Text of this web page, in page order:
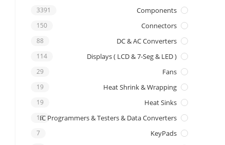
Components
3391
Connectors
150
DC & AC Converters
88
Displays ( LCD & 7-Seg & LED )
114
Fans
29
Heat Shrink & Wrapping
19
Heat Sinks
19
IC Programmers & Testers & Data Converters
16
KeyPads
7